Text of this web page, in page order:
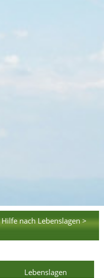
Hilfe nach Lebenslagen >
Lebenslagen